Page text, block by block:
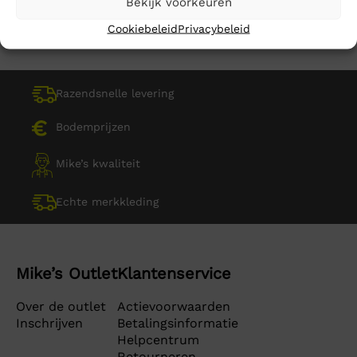
CookiebeleidPrivacybeleid
Razendsnelle levering
Bodemprijzen
Mike’s kwaliteit
Echte merkkleding
Mike’s Outlet
Over de outlet
Inschrijven
Klantenservice
Actievoorwaarden
Betalingsinformatie
Helpcentrum